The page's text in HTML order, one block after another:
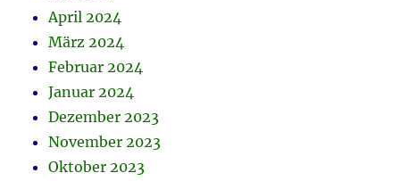
April 2024
März 2024
Februar 2024
Januar 2024
Dezember 2023
November 2023
Oktober 2023